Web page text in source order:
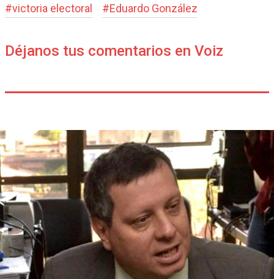
#victoria electoral #Eduardo González
Déjanos tus comentarios en Voiz